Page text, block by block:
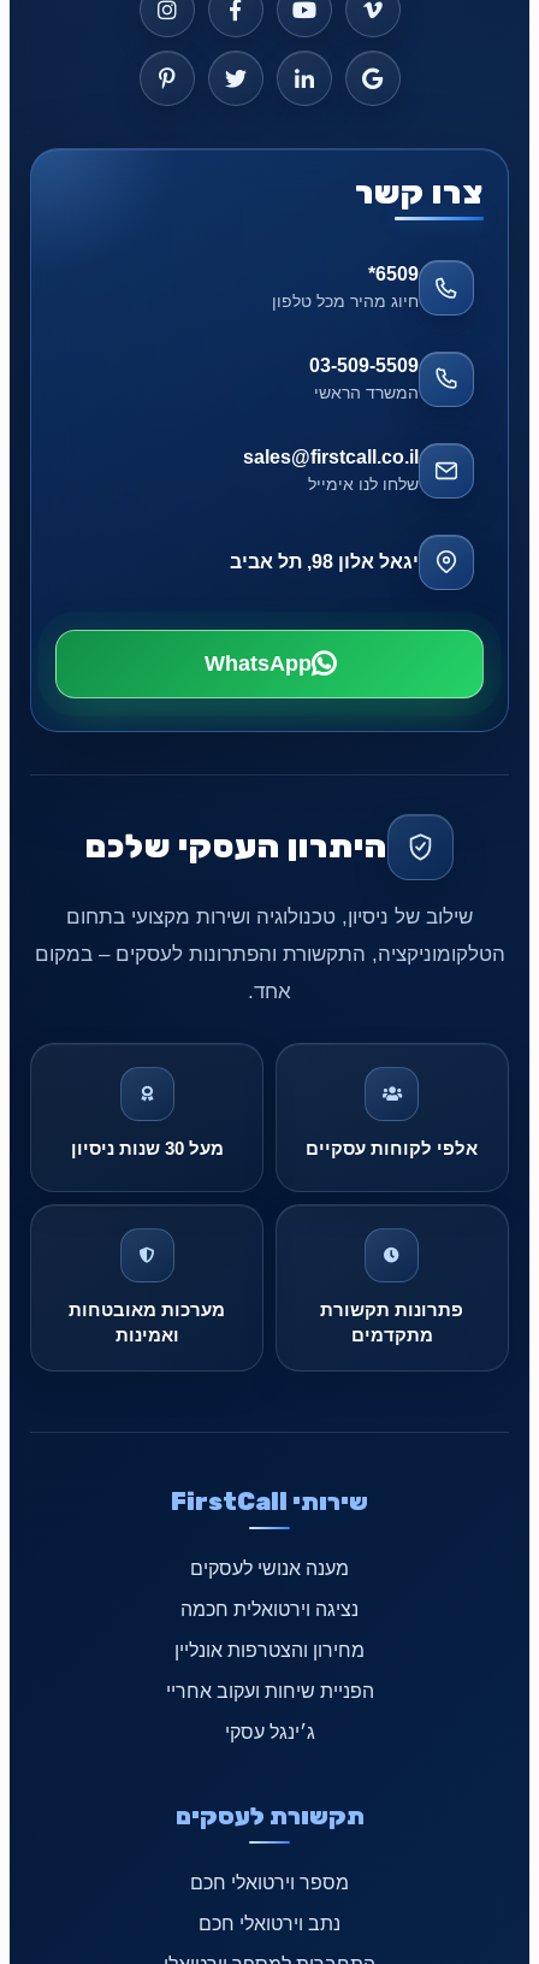
צרו קשר
*6509
חיוג מהיר מכל טלפון
03-509-5509
המשרד הראשי
sales@firstcall.co.il
שלחו לנו אימייל
יגאל אלון 98, תל אביב
WhatsApp
היתרון העסקי שלכם
שילוב של ניסיון, טכנולוגיה ושירות מקצועי בתחום
הטלקומוניקציה, התקשורת והפתרונות לעסקים – במקום
אחד.
אלפי לקוחות עסקיים מעל 30 שנות ניסיון
פתרונות תקשורת
מתקדמים
מערכות מאובטחות
ואמינות
שירותי FirstCall
מענה אנושי לעסקים
נציגה וירטואלית חכמה
מחירון והצטרפות אונליין
הפניית שיחות ועקוב אחריי
ג׳ינגל עסקי
תקשורת לעסקים
מספר וירטואלי חכם
נתב וירטואלי חכם